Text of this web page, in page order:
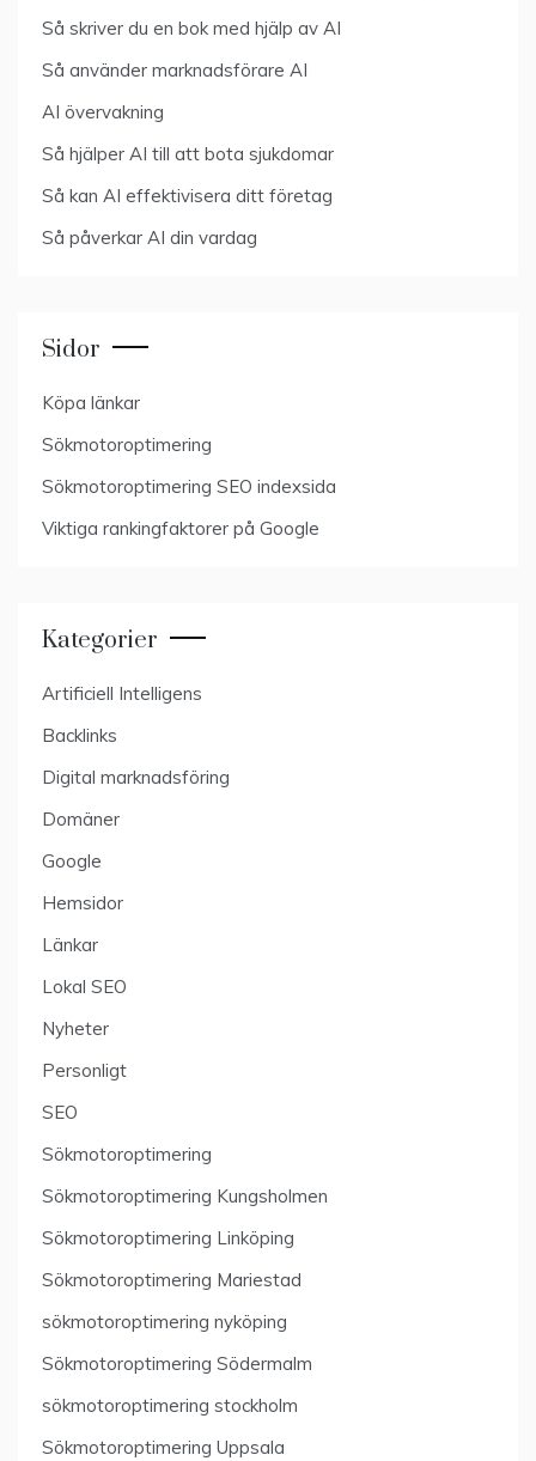
Så skriver du en bok med hjälp av AI
Så använder marknadsförare AI
AI övervakning
Så hjälper AI till att bota sjukdomar
Så kan AI effektivisera ditt företag
Så påverkar AI din vardag
Sidor
Köpa länkar
Sökmotoroptimering
Sökmotoroptimering SEO indexsida
Viktiga rankingfaktorer på Google
Kategorier
Artificiell Intelligens
Backlinks
Digital marknadsföring
Domäner
Google
Hemsidor
Länkar
Lokal SEO
Nyheter
Personligt
SEO
Sökmotoroptimering
Sökmotoroptimering Kungsholmen
Sökmotoroptimering Linköping
Sökmotoroptimering Mariestad
sökmotoroptimering nyköping
Sökmotoroptimering Södermalm
sökmotoroptimering stockholm
Sökmotoroptimering Uppsala